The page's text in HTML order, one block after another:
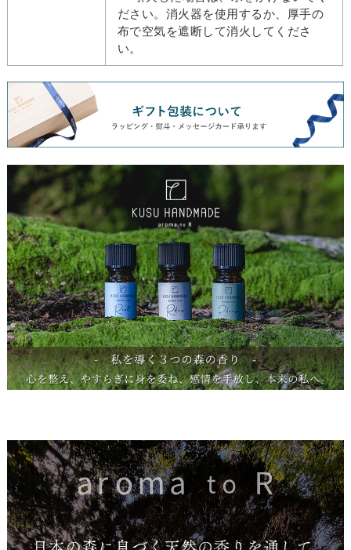
ださい。消火器を使用するか、厚手の
布で空気を遮断して消火してくださ
い。